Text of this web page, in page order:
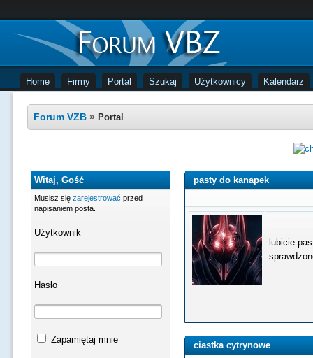
Home Firmy Portal Szukaj Użytkownicy Kalendarz
Forum VZB »Portal
Witaj, Gość
Musisz się zarejestrowaćprzed
napisaniem posta.
Użytkownik
Hasło
Zapamiętaj mnie
pasty do kanapek
lubicie
ciastka cytrynowe